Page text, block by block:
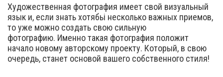
Художественная фотография имеет свой визуальный
язык и, если знать хотябьі несколько важных приемов,
то уже можно создать свою сильную
фотографию. Именно такая фотография положит
начало новому авторскому проекту. Который, в свою
очередь, станет основой вашего собственного стиля!